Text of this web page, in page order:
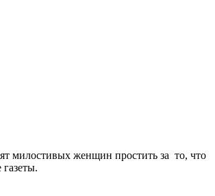
милостивых женщин простить за то, что